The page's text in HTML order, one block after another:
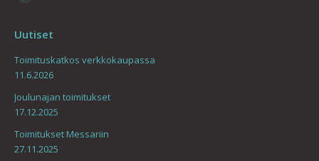
opens
in
new
window
Uutiset
Toimituskatkos verkkokaupassa
11.6.2026
Joulunajan toimitukset
17.12.2025
Toimitukset Messariin
27.11.2025